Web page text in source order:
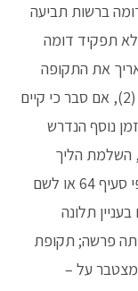
ברשות תביעה
תפקיד דומה
את התקופה
הנוספת, לרבות לאחר הארכתה לפי פסקה (2), אם סבר כי קיים
נוסף הנדרש
השלמת הליך
שימוע, קבלת החלטה בעניין ערר שהוגש לפי סעיף 64 או לשם
תלונה
פרשה; תקופת
על –